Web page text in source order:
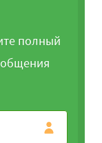
полный